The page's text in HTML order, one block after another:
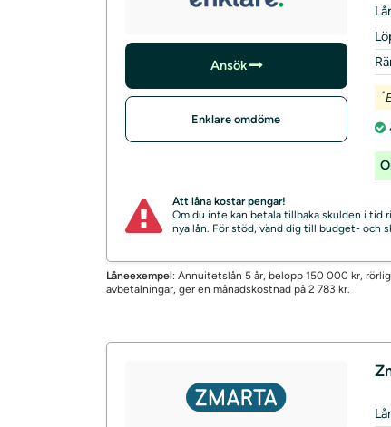
Ansök
Enklare omdöme
*
Att låna kostar pengar!
Om du inte kan betala tillbaka skulden i tid
nya lån. För stöd, vänd dig till budget- och
Låneexempel: Annuitetslån 5 år, belopp 150 000 kr,
avbetalningar, ger en månadskostnad på 2 783 kr.